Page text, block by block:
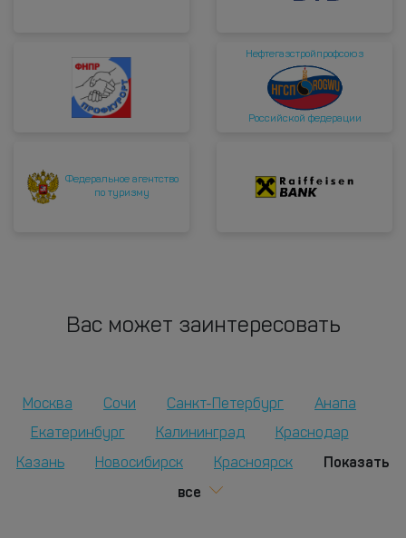
Нефтегазстройпрофсоюз
Российской федерации
Федеральное агентство
по туризму
Вас может заинтересовать
Москва Сочи Санкт-Петербург
Анапа
Екатеринбург
Калининград Краснодар
Казань Новосибирск Красноярск
Показать
все